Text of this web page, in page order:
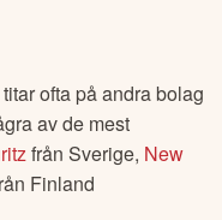
titar ofta på andra bolag
av de mest
frånSverige, New
Finland